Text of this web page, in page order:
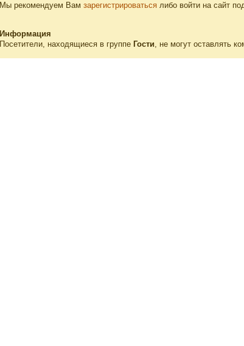
Мы рекомендуем Вам зарегистрироваться либо войти на сайт
Информация
Посетители, находящиеся в группе Гости, не могут оставлять